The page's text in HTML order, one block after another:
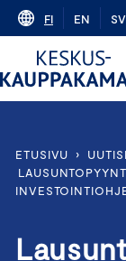
Skip
content
FI EN SV
ETUSIVU ›